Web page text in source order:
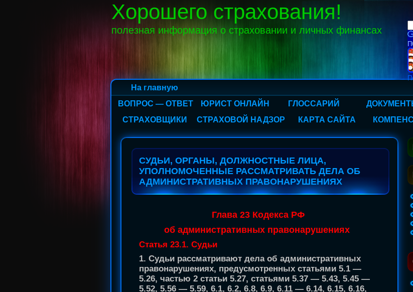
Хорошего страхования!
полезная информация о страховании и личных финансах
На главную
ВОПРОС — ОТВЕТ
ЮРИСТ ОНЛАЙН ГЛОССАРИЙ
СТРАХОВЩИКИ
СТРАХОВОЙ НАДЗОР КАРТА САЙТА
СУДЬИ, ОРГАНЫ, ДОЛЖНОСТНЫЕ ЛИЦА,
УПОЛНОМОЧЕННЫЕ РАССМАТРИВАТЬ ДЕЛА ОБ
АДМИНИСТРАТИВНЫХ ПРАВОНАРУШЕНИЯХ
Глава 23 Кодекса РФ
об административных правонарушениях
Статья 23.1. Судьи
1. Судьи рассматривают дела об административных
правонарушениях, предусмотренных статьями 5.1 —
5.26, частью 2 статьи 5.27, статьями 5.37 — 5.43, 5.45 —
5.52, 5.56 — 5.59, 6.1, 6.2, 6.8, 6.9, 6.11 — 6.14, 6.15, 6.16,